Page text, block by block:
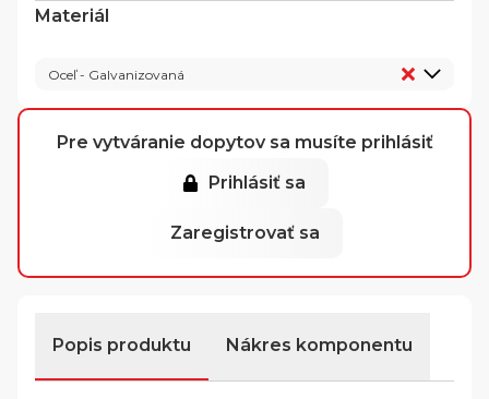
Materiál
Oceľ - Galvanizovaná
Pre vytváranie dopytov sa musíte prihlásiť
Prihlásiť sa
Zaregistrovať sa
Popis produktu Nákres komponentu